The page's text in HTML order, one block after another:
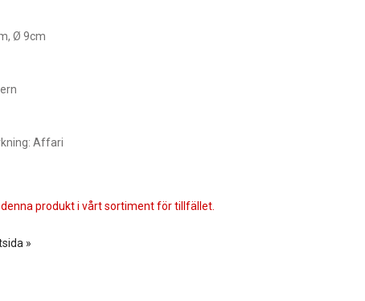
Ø 9cm
Affari
produkt i vårt sortiment för tillfället.
»